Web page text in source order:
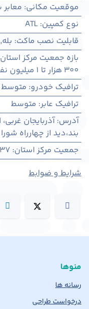
موقعیت مکانی:
نوع کمپین:
ATL
قابلیت نصب ماکت: بله,
بازه جمعیت مرکز استان
۳۰۰ هزار تا ۱ میلیون نفر
ترافیک خودرو: متوسط
ترافیک عابر: متوسط
آدرس:آذربايجان
بند،دید از چهارراه شورا
جمعیت مرکز استان:
شرایط و ضوابط
منوها
رسانه ها
درخواست طراحی